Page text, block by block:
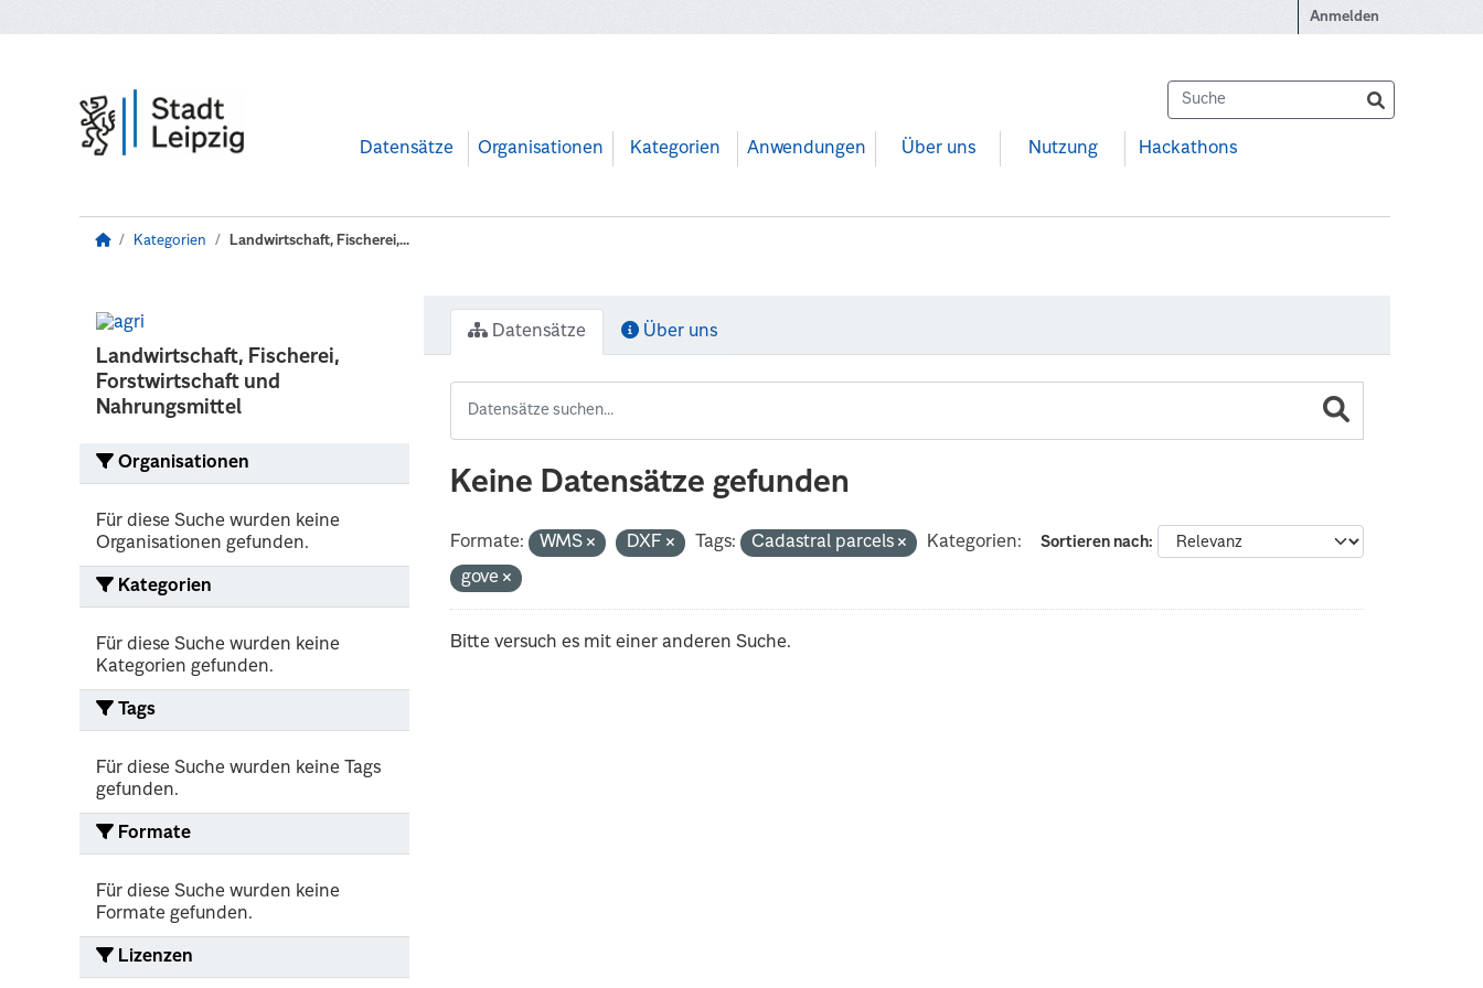
Anmelden
Datensätze Organisationen Kategorien Anwendungen Über uns Nutzung Hackathons
Kategorien Landwirtschaft, Fischerei,...
Landwirtschaft, Fischerei,
Forstwirtschaft und
Nahrungsmittel
Organisationen
Für diese Suche wurden keine
Organisationen gefunden.
Kategorien
Für diese Suche wurden keine
Kategorien gefunden.
Tags
Für diese Suche wurden keine Tags
gefunden.
Formate
Für diese Suche wurden keine
Formate gefunden.
Lizenzen
Datensätze Über uns
Keine Datensätze gefunden
Sortieren nach
Formate: WMS DXF Tags: Cadastral parcels
Kategorien:
gove
Bitte versuch es mit einer anderen Suche.